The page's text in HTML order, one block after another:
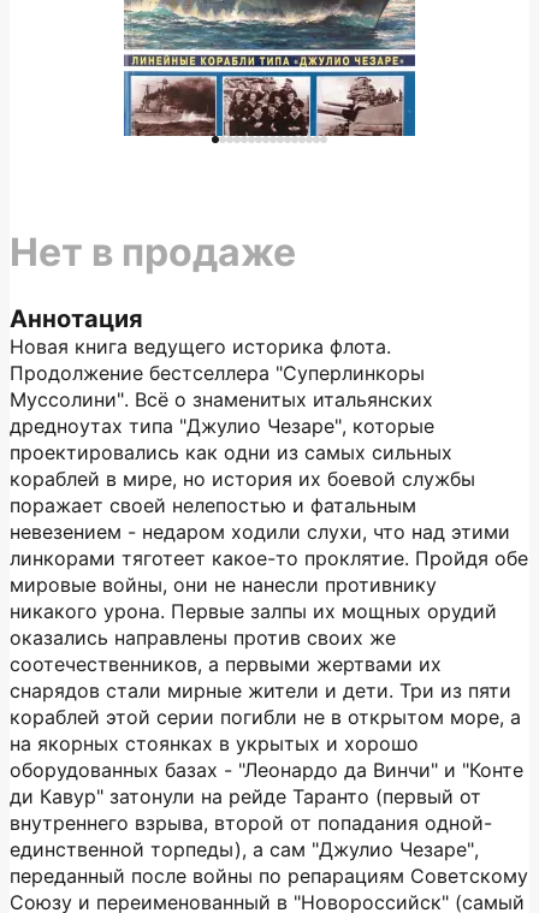
Аннотация
Новая книга ведущего историка флота.
Продолжение бестселлера "Суперлинкоры
Муссолини". Всё о знаменитых итальянских
дредноутах типа "Джулио Чезаре", которые
проектировались как одни из самых сильных
кораблей в мире, но история их боевой службы
поражает своей нелепостью и фатальным
невезением - недаром ходили слухи, что над этими
линкорами тяготеет какое-то проклятие. Пройдя обе
мировые войны, они не нанесли противнику
никакого урона. Первые залпы их мощных орудий
оказались направлены против своих же
соотечественников, а первыми жертвами их
снарядов стали мирные жители и дети. Три из пяти
кораблей этой серии погибли не в открытом море, а
на якорных стоянках в укрытых и хорошо
оборудованных базах - "Леонардо да Винчи" и "Конте
ди Кавур" затонули на рейде Таранто (первый от
внутреннего взрыва, второй от попадания одной-
единственной торпеды), а сам "Джулио Чезаре",
переданный после войны по репарациям Советскому
Союзу и переименованный в "Новороссийск" (самый
Нет в продаже